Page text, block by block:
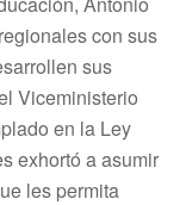
con sus
sus
Viceministerio
en la Ley
exhortó a asumir
les permita